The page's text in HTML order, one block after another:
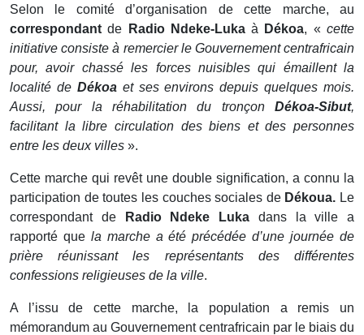
Selon le comité d’organisation de cette marche, au
correspondant de Radio Ndeke-Lukaà Dékoa, «cette
initiative consiste à remercier le Gouvernement centrafricain
pour, avoir chassé les forces nuisibles qui émaillent la
localité de Dékoaet ses environs depuis quelques mois.
Aussi, pour la réhabilitation du tronçon Dékoa-Sibut,
facilitant la libre circulation des biens et des personnes
entre les deux villes ».
Cette marche qui revêt une double signification, a connu la
participation de toutes les couches sociales de Dékoua. Le
correspondant de
Radio Ndeke Luka dans la ville
a
rapporté que la marche a été précédée d’une journée de
prière réunissant les représentants des différentes
confessions religieuses de la ville.
A l’issu de cette marche, la population a remis un
mémorandum au Gouvernement centrafricain par le biais du